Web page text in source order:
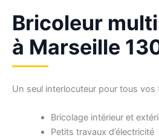
Bricoleur
à Marseille
Un seul interlocuteur pour tous vos
Bricolage intérieur et
Petits travaux d’électricité